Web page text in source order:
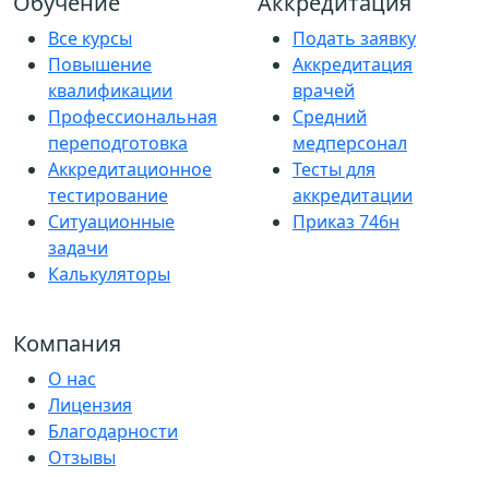
Все курсы
Повышение
квалификации
Профессиональная
переподготовка
Аккредитационное
тестирование
Ситуационные
задачи
Калькуляторы
Подать заявку
Аккредитация
врачей
Средний
медперсонал
Тесты для
аккредитации
Приказ 746н
Компания
О нас
Лицензия
Благодарности
Отзывы